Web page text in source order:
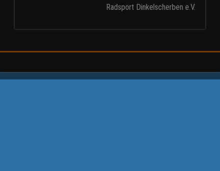
Radsport Dinkelscherben e.V.